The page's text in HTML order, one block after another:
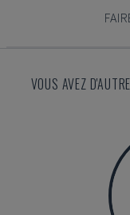
VOUS AVEZ